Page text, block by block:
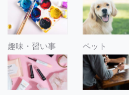
趣味・習い事 ペット